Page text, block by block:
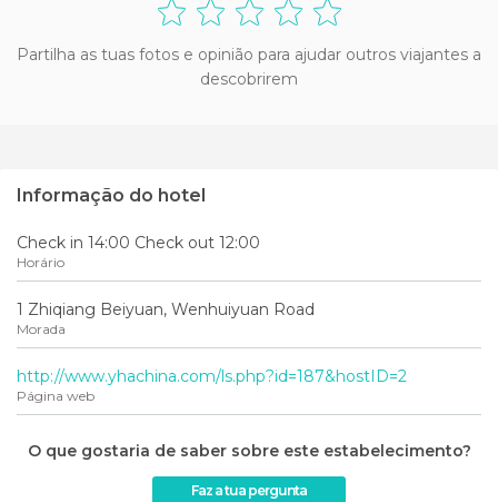
Partilha as tuas fotos e opinião para ajudar outros viajantes a
descobrirem
Informação do hotel
Check in 14:00 Check out 12:00
Horário
1 Zhiqiang Beiyuan, Wenhuiyuan Road
Morada
http://www.yhachina.com/ls.php?id=187&hostID=2
Página web
O que gostaria de saber sobre este estabelecimento?
Faz a tua pergunta